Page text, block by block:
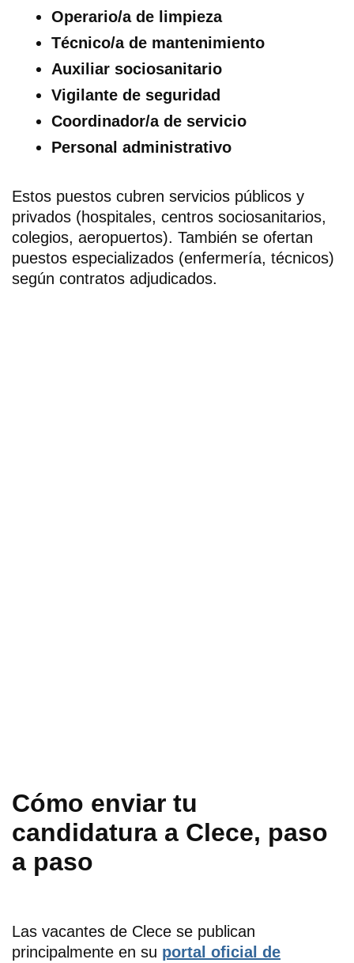
Operario/a de limpieza
Técnico/a de mantenimiento
Auxiliar sociosanitario
Vigilante de seguridad
Coordinador/a de servicio
Personal administrativo
Estos puestos cubren servicios públicos y
privados (hospitales, centros sociosanitarios,
colegios, aeropuertos). También se ofertan
puestos especializados (enfermería, técnicos)
según contratos adjudicados.
Cómo enviar tu
candidatura a Clece, paso
a paso
Las vacantes de Clece se publican
principalmente en su portal oficial de